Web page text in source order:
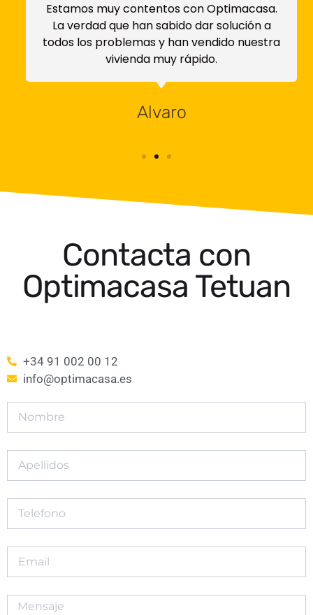
Estamos muy contentos con Optimacasa.
La verdad que han sabido dar solución a
todos los problemas y han vendido nuestra
vivienda muy rápido.
Alvaro
Contacta con
Optimacasa Tetuan
+34 91 002 00 12
info@optimacasa.es